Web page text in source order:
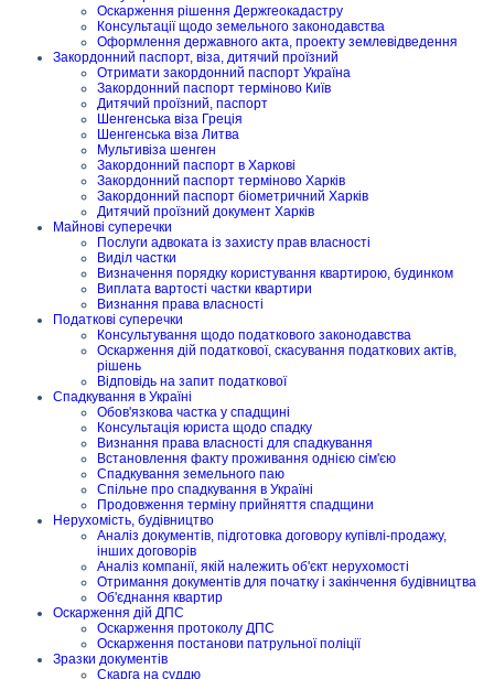
Оскарження рішення Держгеокадастру
Консультації щодо земельного законодавства
Оформлення державного акта, проекту землевідведення
Закордонний паспорт, віза, дитячий проїзний
Отримати закордонний паспорт Україна
Закордонний паспорт терміново Київ
Дитячий проїзний, паспорт
Шенгенська віза Греція
Шенгенська віза Литва
Мультивіза шенген
Закордонний паспорт в Харкові
Закордонний паспорт терміново Харків
Закордонний паспорт біометричний Харків
Дитячий проїзний документ Харків
Майнові суперечки
Послуги адвоката із захисту прав власності
Виділ частки
Визначення порядку користування квартирою, будинком
Виплата вартості частки квартири
Визнання права власності
Податкові суперечки
Консультування щодо податкового законодавства
Оскарження дій податкової, скасування податкових актів,
рішень
Відповідь на запит податкової
Спадкування в Україні
Обов'язкова частка у спадщині
Консультація юриста щодо спадку
Визнання права власності для спадкування
Встановлення факту проживання однією сім'єю
Спадкування земельного паю
Спільне про спадкування в Україні
Продовження терміну прийняття спадщини
Нерухомість, будівництво
Аналіз документів, підготовка договору купівлі-продажу,
інших договорів
Аналіз компанії, якій належить об'єкт нерухомості
Отримання документів для початку і закінчення будівництва
Об'єднання квартир
Оскарження дій ДПС
Оскарження протоколу ДПС
Оскарження постанови патрульної поліції
Зразки документів
Скарга на суддю